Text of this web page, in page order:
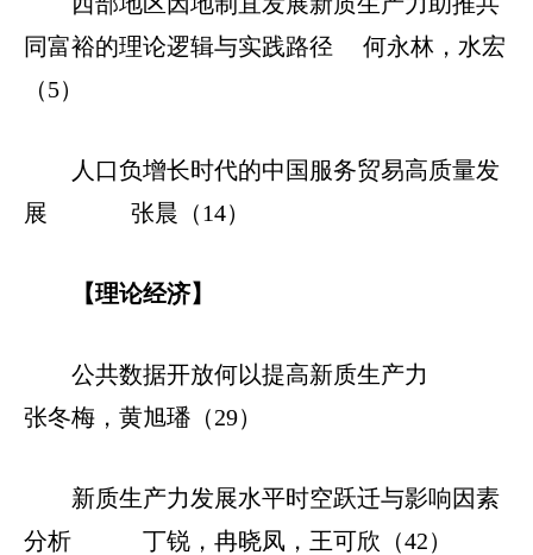
同富裕的理论逻辑与实践路径 何永林，水宏
（5）
人口负增长时代的中国服务贸易高质量发
展
张晨（14）
【理论经济】
公共数据开放何以提高新质生产力
张冬梅，黄旭璠（29）
新质生产力发展水平时空跃迁与影响因素
分析 丁锐，冉晓凤，王可欣（42）